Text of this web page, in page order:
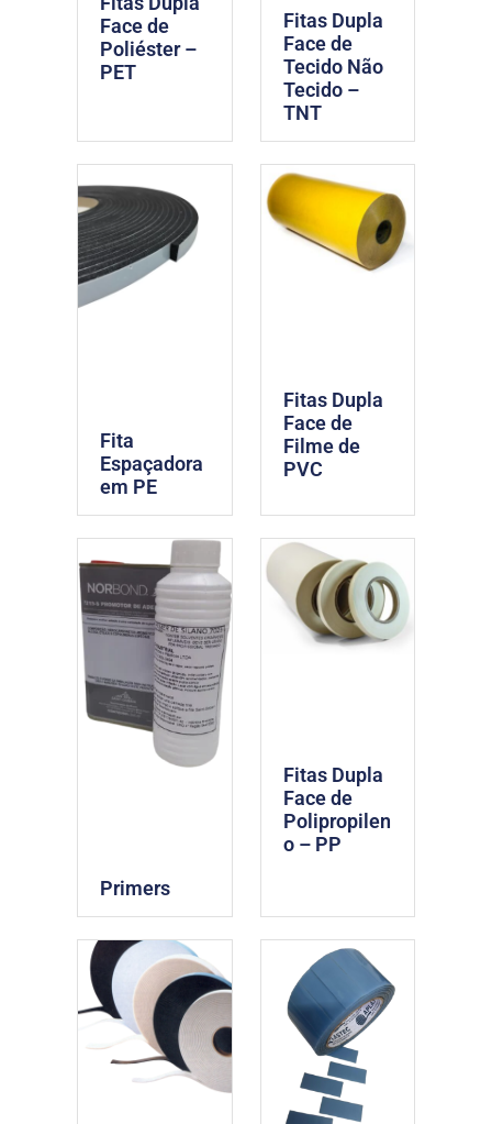
Face de
Poliéster –
PET
Fitas Dupla
Face de
Tecido Não
Tecido –
TNT
Fita
Espaçadora
em PE
Fitas Dupla
Face de
Filme de
PVC
Primers
Fitas Dupla
Face de
Polipropilen
o – PP